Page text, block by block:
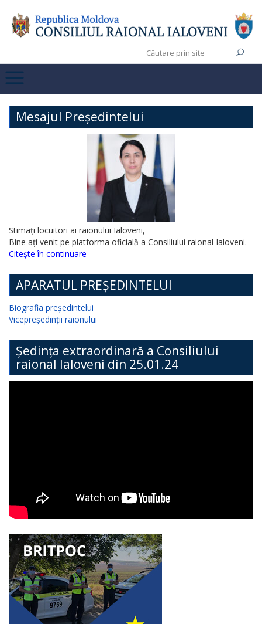
Mesajul Președintelui
Stimați locuitori ai raionului Ialoveni,
Bine ați venit pe platforma oficială a Consiliului raional Ialoveni.
Citește în continuare
APARATUL PREȘEDINTELUI
Biografia președintelui
Vicepreședinții raionului
Ședința extraordinară a Consiliului
raional Ialoveni din 25.01.24